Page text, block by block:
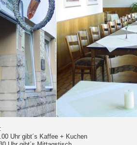
Uhr gibt´s Kaffee + Kuchen